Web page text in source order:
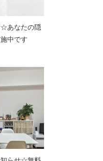
☆あなたの隠
中です